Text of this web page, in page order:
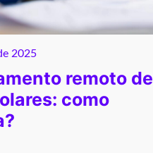
2025
remoto de
como